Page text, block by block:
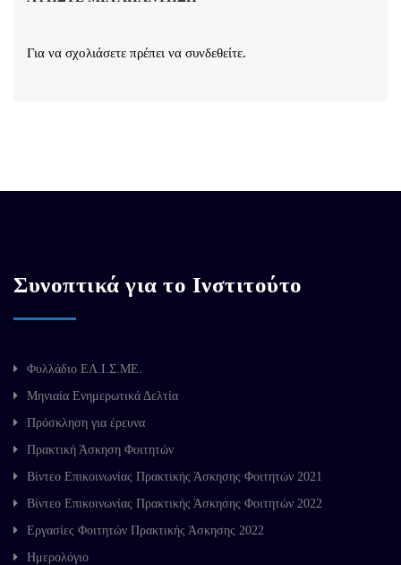
Για να σχολιάσετε πρέπει να συνδεθείτε.
Συνοπτικά για το Ινστιτούτο
Φυλλάδιο ΕΛ.Ι.Σ.ΜΕ.
Μηνιαία Ενημερωτικά Δελτία
Πρόσκληση για έρευνα
Πρακτική Άσκηση Φοιτητών
Βίντεο Επικοινωνίας Πρακτικής Άσκησης Φοιτητών 2021
Βίντεο Επικοινωνίας Πρακτικής Άσκησης Φοιτητών 2022
Εργασίες Φοιτητών Πρακτικής Άσκησης 2022
Ημερολόγιο